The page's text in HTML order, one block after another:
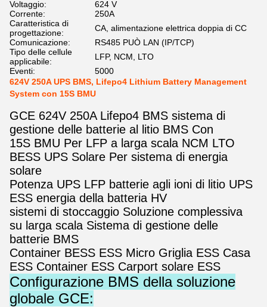
Voltaggio:
624 V
Corrente:
250A
Caratteristica di
progettazione:
CA, alimentazione elettrica doppia di CC
Comunicazione:
RS485 PUÒ LAN (IP/TCP)
Tipo delle cellule
applicabile:
LFP, NCM, LTO
Eventi:
5000
624V 250A UPS BMS, Lifepo4 Lithium Battery Management
System con 15S BMU
GCE 624V 250A Lifepo4 BMS sistema di
gestione delle batterie al litio BMS Con
15S BMU Per LFP a larga scala NCM LTO
BESS UPS Solare Per sistema di energia
solare
Potenza UPS LFP batterie agli ioni di litio UPS
ESS energia della batteria HV
sistemi di stoccaggio Soluzione complessiva
su larga scala Sistema di gestione delle
batterie BMS
Container BESS ESS Micro Griglia ESS Casa
ESS Container ESS Carport solare ESS
Configurazione BMS della soluzione
globale GCE: